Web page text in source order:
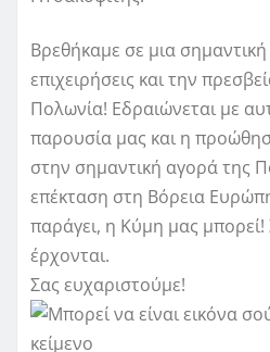
Βρεθήκαμε σε μια
επιχειρήσεις και την
Πολωνία! Εδραιώνεται με
παρουσία μας και η
στην σημαντική αγορά της
επέκταση στη Βόρεια
παράγει, η Κύμη μας
έρχονται.
Σας ευχαριστούμε!